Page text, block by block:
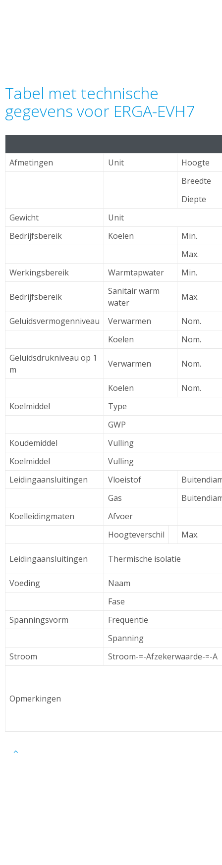
Tabel met technische
gegevens voor ERGA-EVH7
Afmetingen Unit
Hoogte
Breedte
Diepte
Gewicht
Unit
Bedrijfsbereik
Koelen
Min.
Max.
Werkingsbereik
Warmtapwater Min.
Bedrijfsbereik
Sanitair warm
water
Max.
Geluidsvermogenniveau Verwarmen
Nom.
Koelen
Nom.
Geluidsdrukniveau op 1
m
Verwarmen Nom.
Koelen
Nom.
Koelmiddel
Type
GWP
Koudemiddel
Vulling
Koelmiddel
Vulling
Leidingaansluitingen
Vloeistof
Gas
Koelleidingmaten
Afvoer
Hoogteverschil
Max.
Leidingaansluitingen Thermische isolatie
Voeding
Naam
Fase
Spanningsvorm
Frequentie
Spanning
Stroom
Stroom-=-Afzekerwaarde-=-A
Opmerkingen